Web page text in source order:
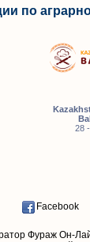
по
28
Facebook
Фураж Он-